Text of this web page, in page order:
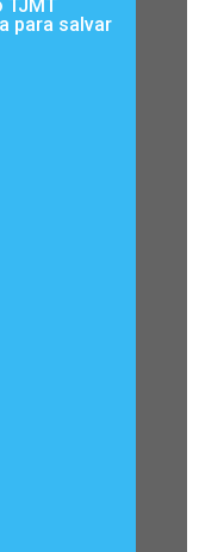
TJMT
para salvar